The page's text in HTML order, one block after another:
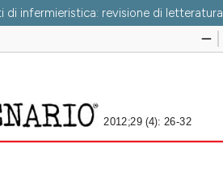
infermieristica: revisione di letteratura